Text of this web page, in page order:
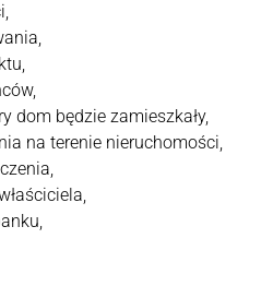
dom będzie zamieszkały,
na terenie nieruchomości,